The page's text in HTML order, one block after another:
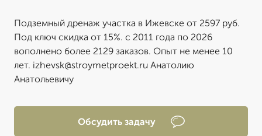
Подземный дренаж участка в Ижевске от 2597 руб.
Под ключ скидка от 15%. с 2011 года по 2026
вополнено более 2129 заказов. Опыт не менее 10
лет. izhevsk@stroymetproekt.ru Анатолию
Анатольевичу
Обсудить задачу